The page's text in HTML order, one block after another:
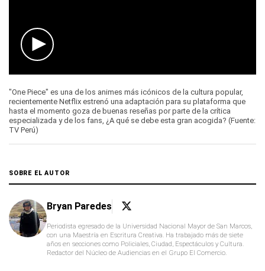
seconds
of
0
seconds
"One Piece" es una de los animes más icónicos de la cultura popular,
recientemente Netflix estrenó una adaptación para su plataforma que
hasta el momento goza de buenas reseñas por parte de la crítica
especializada y de los fans, ¿A qué se debe esta gran acogida? (Fuente:
TV Perú)
SOBRE EL AUTOR
Bryan Paredes
Periodista egresado de la Universidad Nacional Mayor de San Marcos,
con una Maestría en Escritura Creativa. Ha trabajado más de siete
años en secciones como Policiales, Ciudad, Espectáculos y Cultura.
Redactor del Núcleo de Audiencias en el Grupo El Comercio.